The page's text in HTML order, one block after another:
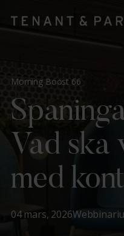
Morning Boost 66
Vad ska
med
04 mars, 2026